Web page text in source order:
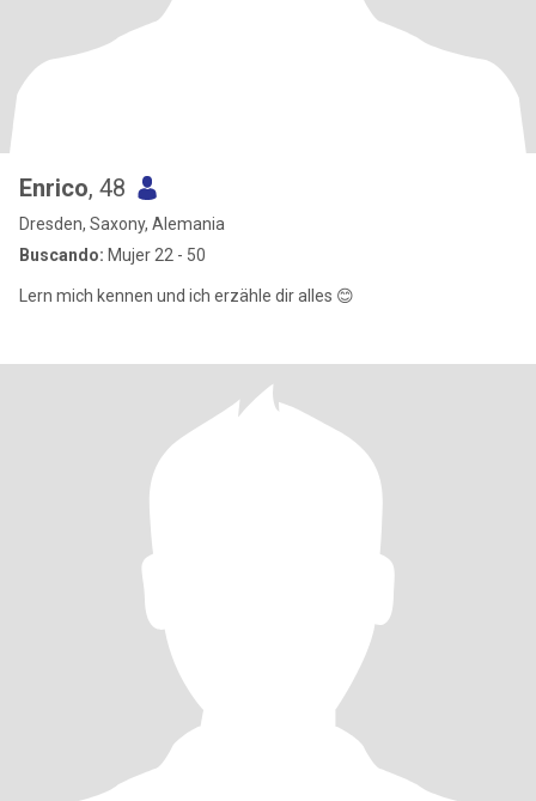
Enrico, 48
Dresden, Saxony, Alemania
Buscando: Mujer 22 - 50
Lern mich kennen und ich erzähle dir alles 😊